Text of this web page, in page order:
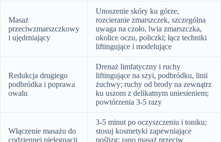
Masaż
przeciwzmarszczkowy
i ujędrniający
Unoszenie skóry ku górze,
rozcieranie zmarszczek, szczególna
uwaga na czoło, lwia zmarszczka,
okolice oczu, policzki; łącz techniki
liftingujące i modelujące
Redukcja drugiego
podbródka i poprawa
owalu
Drenaż limfatyczny i ruchy
liftingujące na szyi, podbródku, linii
żuchwy; ruchy od brody na zewnątrz
ku uszom z delikatnym uniesieniem;
powtórzenia 3-5 razy
Włączenie masażu do
codziennej pielęgnacji
3-5 minut po oczyszczeniu i toniku;
stosuj kosmetyki zapewniające
poślizg; rano masaż przeciw